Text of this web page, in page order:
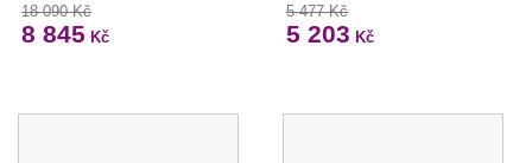
18 090 Kč
8 845 Kč
5 477 Kč
5 203 Kč